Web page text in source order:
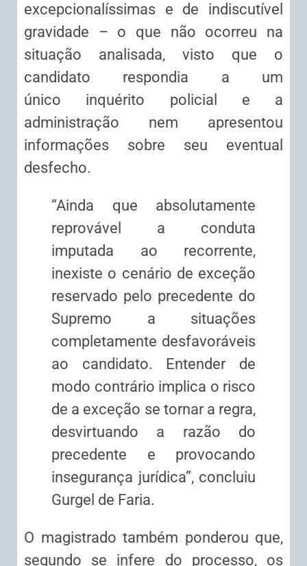
excepcionalíssimas e de indiscutível
gravidade – o que não ocorreu na
situação analisada, visto que o
candidato respondia a um
único inquérito policial e a
administração nem apresentou
informações sobre seu eventual
desfecho.
“Ainda que absolutamente
reprovável a conduta
imputada ao recorrente,
inexiste o cenário de exceção
reservado pelo precedente do
Supremo a situações
completamente desfavoráveis
ao candidato. Entender de
modo contrário implica o risco
de a exceção se tornar a regra,
desvirtuando a razão do
precedente e provocando
insegurança jurídica”, concluiu
Gurgel de Faria.
O magistrado também ponderou que,
segundo se infere do processo, os